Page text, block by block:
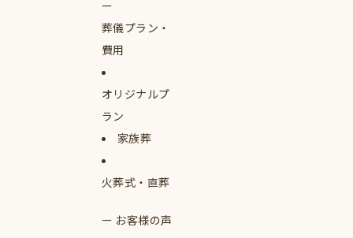
葬儀プラン・
費用
オリジナルプ
ラン
家族葬
火葬式・直葬
お客様の声